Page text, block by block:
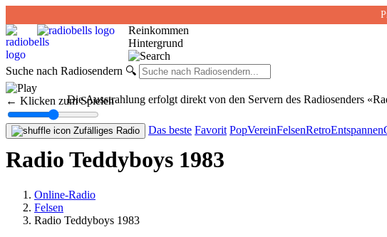
Reinkommen
Hintergrund
Suche nach Radiosendern 🔍
← Klicken zum Spielen
Zufälliges Radio Das beste Favorit PopVereinFelsenRetroEntspannen
Die Ausstrahlung erfolgt direkt von den Servern des Radiosenders
Radio Teddyboys 1983
Online-Radio
Felsen
Radio Teddyboys 1983